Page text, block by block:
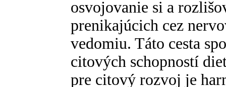
osvojovanie si a
prenikajúcich cez
vedomiu. Táto cesta
citových schopností
pre citový rozvoj je